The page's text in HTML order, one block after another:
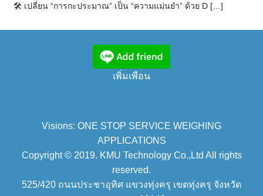
🛠 เปลี่ยน “การกะประมาณ” เป็น “ความแม่นยำ” ด้วย D […]
เพิ่มเพือน
Visions: ONE STOP SERVICE WEIGHING
APPLICATIONS
Copyright © 2019. KMU Technology Co.,Ltd All rights
reserved.
525/420 ถนนประชาอุทิศ แขวงทุ่งครุ เขตทุ่งครุ จังหวัด